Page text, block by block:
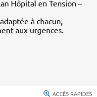
Hôpital en Tension –
à chacun,
aux urgences.
ACCÈS RAPIDES